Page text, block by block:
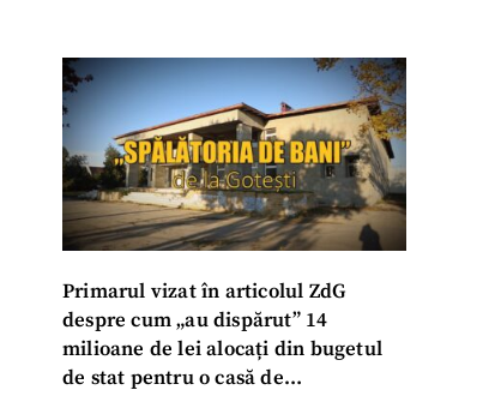
Primarul vizat în articolul ZdG
despre cum „au dispărut” 14
milioane de lei alocați din bugetul
de stat pentru o casă de